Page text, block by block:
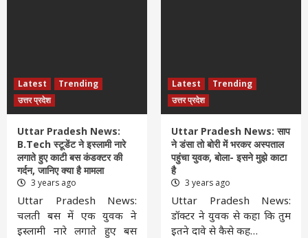
Latest
Trending
उत्तर प्रदेश
Uttar Pradesh News:
B.Tech स्टूडेंट ने इस्लामी नारे
लगाते हुए काटी बस कंडक्टर की
गर्दन, जानिए क्या है मामला
3 years ago
Uttar Pradesh News:
चलती बस में एक युवक ने
इस्लामी नारे लगाते हुए बस
Latest
Trending
उत्तर प्रदेश
Uttar Pradesh News: साप
ने डंसा तो बोरी में भरकर अस्पताल
पहुंचा युवक, बोला- इसने मुझे काटा
है
3 years ago
Uttar Pradesh News:
डॉक्टर ने युवक से कहा कि तुम
इतने दावे से कैसे कह…